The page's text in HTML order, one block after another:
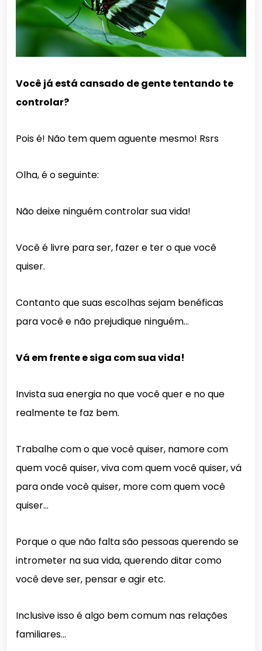
Você já está cansado de gente tentando te
controlar?
Pois é! Não tem quem aguente mesmo! Rsrs
Olha, é o seguinte:
Não deixe ninguém controlar sua vida!
Você é livre para ser, fazer e ter o que você
quiser.
Contanto que suas escolhas sejam benéficas
para você e não prejudique ninguém…
Vá em frente e siga com sua vida!
Invista sua energia no que você quer e no que
realmente te faz bem.
Trabalhe com o que você quiser, namore com
quem você quiser, viva com quem você quiser, vá
para onde você quiser, more com quem você
quiser…
Porque o que não falta são pessoas querendo se
intrometer na sua vida, querendo ditar como
você deve ser, pensar e agir etc.
Inclusive isso é algo bem comum nas relações
familiares…